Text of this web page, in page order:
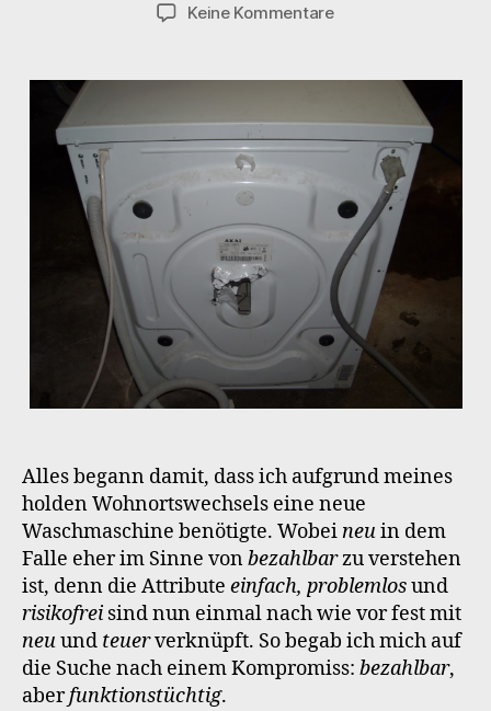
Keine Kommentarezu
Geschichte
Waschmaschine
„Hans
Glück
2.0“)
Alles begann damit, dass ich aufgrund meines
holden Wohnortswechsels eine neue
Waschmaschine benötigte. Wobeineuin dem
Falle eher im Sinne vonbezahlbarzu verstehen
ist, denn die Attribute einfach, problemlosund
risikofrei sind nun einmal nach wie vor fest mit
neuund teuerverknüpft. So begab ich mich auf
die Suche nach einem Kompromiss: bezahlbar,
aberfunktionstüchtig.